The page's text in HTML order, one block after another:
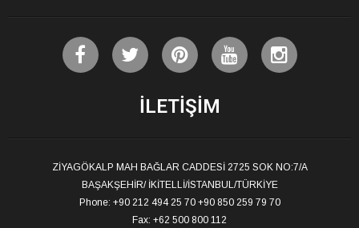
İLETIŞIM
ZİYAGÖKALP MAH BAĞLAR CADDESİ 2725 SOK NO:7/A
BAŞAKŞEHİR/ İKİTELLİ/İSTANBUL/TÜRKİYE
Phone: +90 212 494 25 70 +90 850 259 79 70
Fax: +62 500 800 112